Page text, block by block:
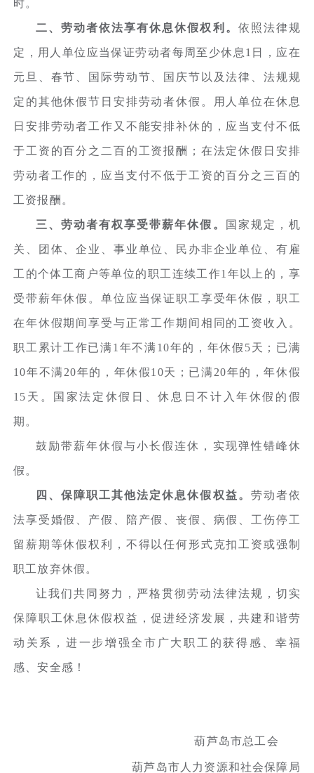
时。
二、劳动者依法享有休息休假权利。 依照法律规
定，用人单位应当保证劳动者每周至少休息1日，应在
元旦、春节、国际劳动节、国庆节以及法律、法规规
定的其他休假节日安排劳动者休假。用人单位在休息
日安排劳动者工作又不能安排补休的，应当支付不低
于工资的百分之二百的工资报酬；在法定休假日安排
劳动者工作的，应当支付不低于工资的百分之三百的
工资报酬。
三、劳动者有权享受带薪年休假。 国家规定，机
关、团体、企业、事业单位、民办非企业单位、有雇
工的个体工商户等单位的职工连续工作1年以上的，享
受带薪年休假。单位应当保证职工享受年休假，职工
在年休假期间享受与正常工作期间相同的工资收入。
职工累计工作已满1年不满10年的，年休假5天；已满
10年不满20年的，年休假10天；已满20年的，年休假
15天。国家法定休假日、休息日不计入年休假的假
期。
鼓励带薪年休假与小长假连休，实现弹性错峰休
假。
四、保障职工其他法定休息休假权益。 劳动者依
法享受婚假、产假、陪产假、丧假、病假、工伤停工
留薪期等休假权利，不得以任何形式克扣工资或强制
职工放弃休假。
让我们共同努力，严格贯彻劳动法律法规，切实
保障职工休息休假权益，促进经济发展，共建和谐劳
动关系，进一步增强全市广大职工的获得感、幸福
感、安全感！
葫芦岛市总工会
葫芦岛市人力资源和社会保障局